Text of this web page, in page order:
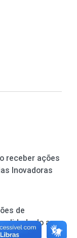
receber ações
Inovadoras
de
do ar